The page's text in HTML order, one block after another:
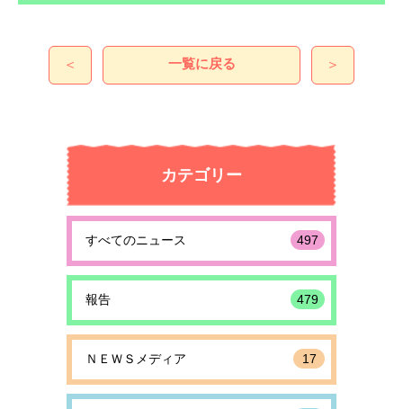
＜ 一覧に戻る ＞
カテゴリー
すべてのニュース 497
報告 479
ＮＥＷＳメディア 17